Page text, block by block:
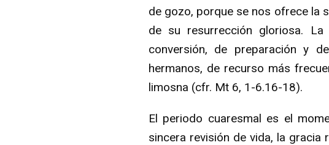
de gozo, porque se nos ofrece la
de su resurrección gloriosa.
conversión, de preparación y
hermanos, de recurso más
limosna (cfr. Mt 6, 1-6.16-18).
El periodo cuaresmal es el
sincera revisión de vida, la gracia